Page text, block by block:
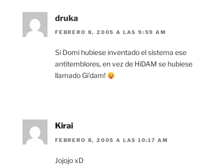
druka
FEBRERO 8, 2005 A LAS 9:59 AM
Si Domi hubiese inventado el sistema ese
antitemblores, en vez de HiDAM se hubiese
llamado Gi’dam!
Kirai
FEBRERO 8, 2005 A LAS 10:17 AM
Jojojo xD